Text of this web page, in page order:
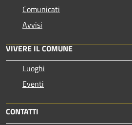
Comunicati
Avvisi
VIVERE IL COMUNE
Luoghi
Eventi
CONTATTI